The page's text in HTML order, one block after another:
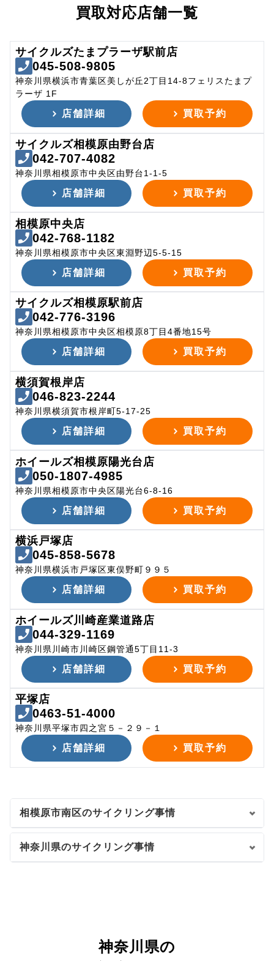
買取対応店舗一覧
サイクルズたまプラーザ駅前店
045-508-9805
神奈川県横浜市青葉区美しが丘2丁目14-8フェリスたまプ
ラーザ 1F
店舗詳細 買取予約
サイクルズ相模原由野台店
042-707-4082
神奈川県相模原市中央区由野台1-1-5
店舗詳細 買取予約
相模原中央店
042-768-1182
神奈川県相模原市中央区東淵野辺5-5-15
店舗詳細 買取予約
サイクルズ相模原駅前店
042-776-3196
神奈川県相模原市中央区相模原8丁目4番地15号
店舗詳細 買取予約
横須賀根岸店
046-823-2244
神奈川県横須賀市根岸町5-17-25
店舗詳細 買取予約
ホイールズ相模原陽光台店
050-1807-4985
神奈川県相模原市中央区陽光台6-8-16
店舗詳細 買取予約
横浜戸塚店
045-858-5678
神奈川県横浜市戸塚区東俣野町９９５
店舗詳細 買取予約
ホイールズ川崎産業道路店
044-329-1169
神奈川県川崎市川崎区鋼管通5丁目11-3
店舗詳細 買取予約
平塚店
0463-51-4000
神奈川県平塚市四之宮５－２９－１
店舗詳細 買取予約
相模原市南区のサイクリング事情
神奈川県のサイクリング事情
神奈川県の